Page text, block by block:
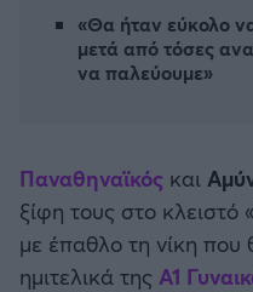
Ηρακλής
Ρεάλ Μαδρίτης
Ατλέτικο Μαδρίτης
«Θα ήταν εύκολο
μετά από τόσες
να παλεύουμε»
Παναθηναϊκός και
ξίφη τους στο κλειστό
με έπαθλο τη νίκη που
ημιτελικά της Α1